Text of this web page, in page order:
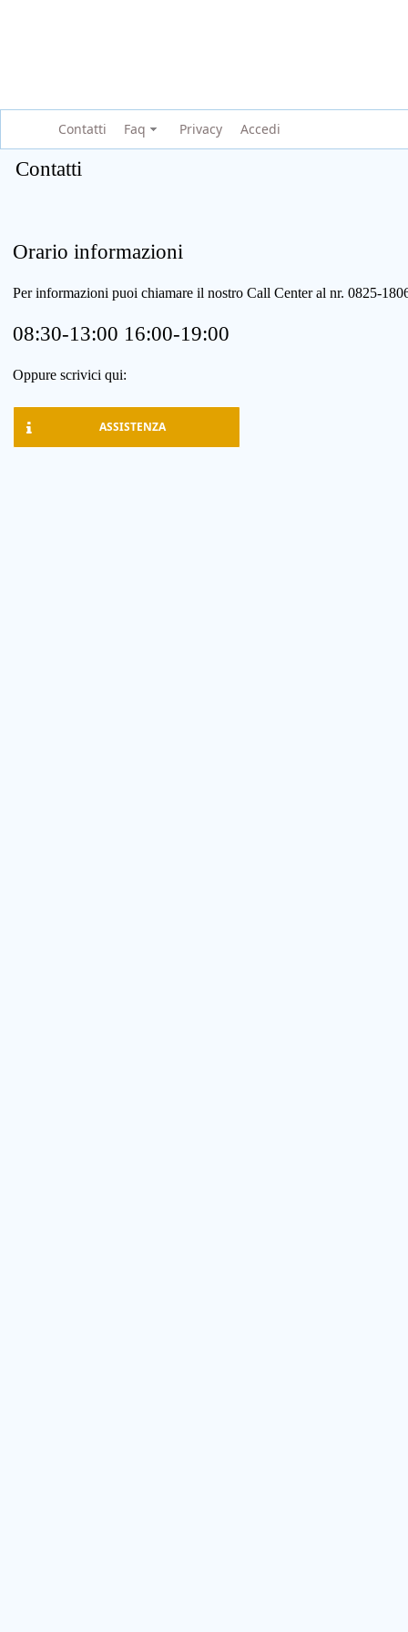
Contatti Faq Privacy Accedi
Contatti
Orario informazioni
Per informazioni puoi chiamare il nostro Call Center al nr. 0825-
08:30-13:00 16:00-19:00
Oppure scrivici qui:
ASSISTENZA